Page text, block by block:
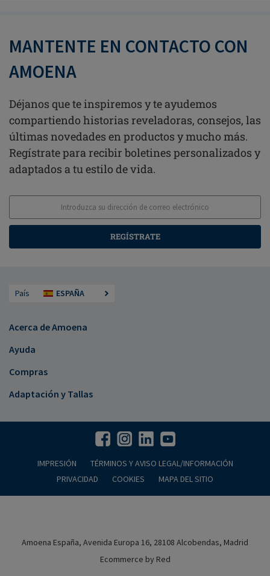
MANTENTE EN CONTACTO CON
AMOENA
Déjanos que te inspiremos y te ayudemos
compartiendo historias reveladoras, consejos, las
últimas novedades en productos y mucho más.
Regístrate para recibir boletines personalizados y
adaptados a tu estilo de vida.
REGÍSTRATE
País ESPAÑA
Acerca de Amoena
Ayuda
Compras
Adaptación y Tallas
IMPRESIÓN
TÉRMINOS Y AVISO LEGAL/INFORMACIÓN
PRIVACIDAD
COOKIES MAPA DEL SITIO
Amoena España, Avenida Europa 16, 28108 Alcobendas, Madrid
Ecommerce by Red